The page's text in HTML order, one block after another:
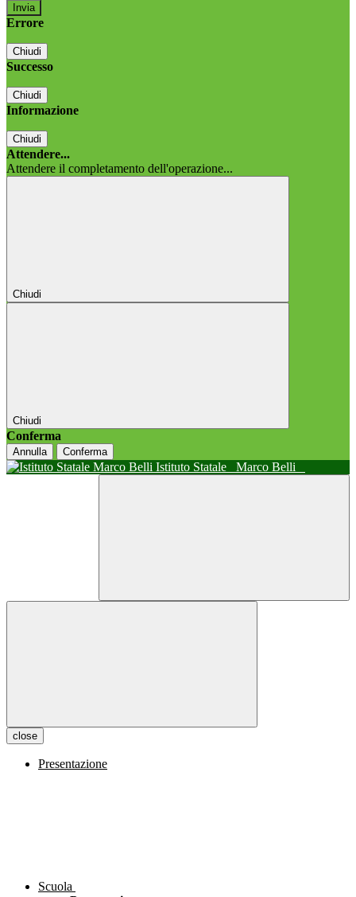
Errore
Chiudi
Successo
Chiudi
Informazione
Chiudi
Attendere...
Attendere il completamento dell'operazione...
Chiudi
Chiudi
Conferma
Annulla Conferma
Istituto Statale Marco Belli
close
Presentazione
Scuola